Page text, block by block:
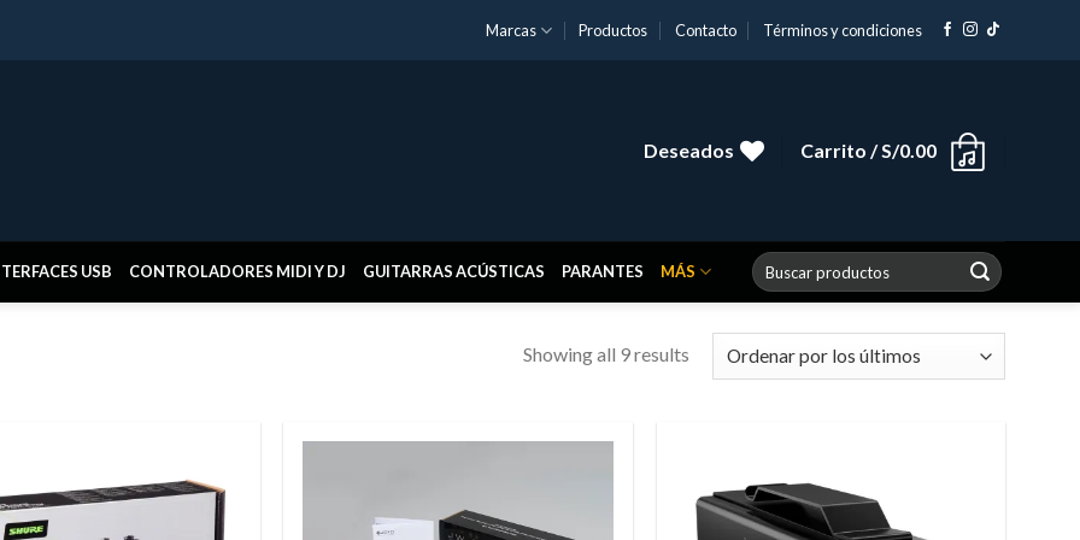
Marcas Productos Contacto Términos y condiciones
Deseados Carrito /S/0.00
USB CONTROLADORES MIDI Y DJ GUITARRAS ACÚSTICAS PARANTES MÁS
Buscar
por:
Showing all 9 results
Añadir